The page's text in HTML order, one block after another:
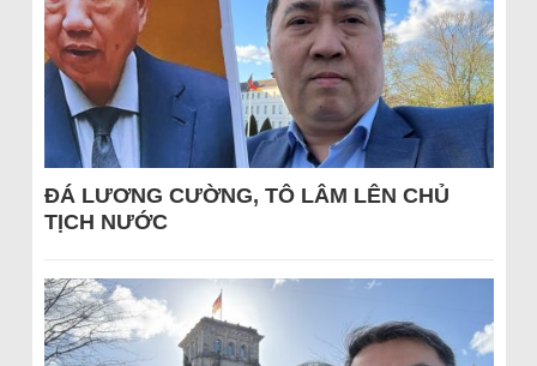
ĐÁ LƯƠNG CƯỜNG, TÔ LÂM LÊN CHỦ
TỊCH NƯỚC